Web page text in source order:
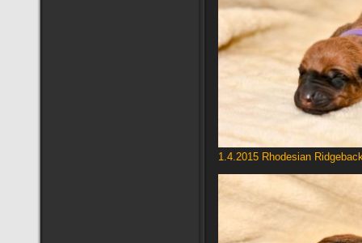
1.4.2015 Rhodesian